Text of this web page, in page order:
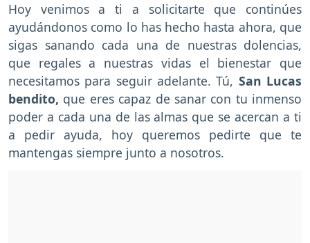
Hoy venimos a ti a solicitarte que continúes
ayudándonos como lo has hecho hasta ahora, que
sigas sanando cada una de nuestras dolencias,
que regales a nuestras vidas el bienestar que
necesitamos para seguir adelante. Tú, San Lucas
bendito, que eres capaz de sanar con tu inmenso
poder a cada una de las almas que se acercan a ti
a pedir ayuda, hoy queremos pedirte que te
mantengas siempre junto a nosotros.